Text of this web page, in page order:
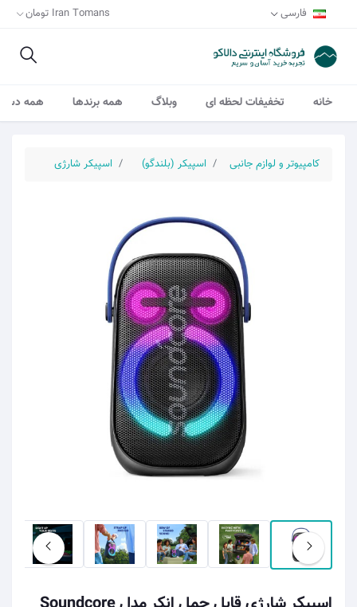
فارسی Iran Tomans تومان
خانه تخفیفات لحظه ای وبلاگ همه برندها همه
کامپیوتر و لوازم جانبی اسپیکر (بلندگو) اسپیکر شارژی